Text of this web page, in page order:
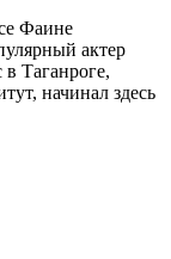
Фаине
актер
Таганроге,
начинал здесь